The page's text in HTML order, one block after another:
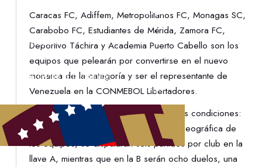
DENUNCIAS
PROTECCIÓN DE LA INFANCIA
Caracas FC, Adiffem, Metropolitanos FC, Monagas SC,
Carabobo FC, Estudiantes de Mérida, Zamora FC,
Deportivo Táchira y Academia Puerto Cabello son los
equipos que pelearán por convertirse en el nuevo
monarca de la categoría y ser el representante de
Venezuela en la CONMEBOL Libertadores.
El certamen se jugará bajo las siguientes condiciones:
dos grupos compuestos por cercanía geográfica de
los equipos, se disputarán seis partidos por club en la
llave A, mientras que en la B serán ocho duelos, una